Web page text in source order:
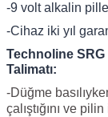
-9 volt alkalin pille
-Cihaz iki yıl
Technoline
Talimatı:
-Düğme
çalıştığını ve